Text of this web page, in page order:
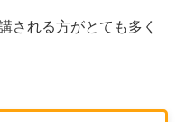
される方がとても多く